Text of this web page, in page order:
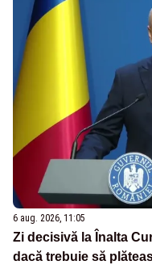
6 aug. 2026, 11:05
Zi decisivă la Înalta
dacă trebuie să